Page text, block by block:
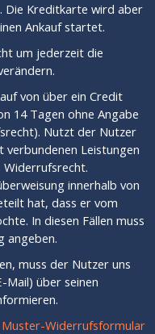
Die Kreditkarte wird aber
Ankauf startet.
um jederzeit die
von über ein Credit
14 Tagen ohne Angabe
Nutzt der Nutzer
Leistungen
Widerrufsrecht.
innerhalb von
hat, dass er vom
In diesen Fällen muss
angeben.
muss der Nutzer uns
Mail) über seinen
Muster-Widerrufsformular